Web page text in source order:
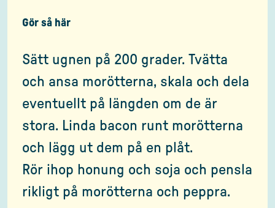
Gör så här
Sätt ugnen på 200 grader. Tvätta
och ansa morötterna, skala och dela
eventuellt på längden om de är
stora. Linda bacon runt morötterna
och lägg ut dem på en plåt.
Rör ihop honung och soja och pensla
rikligt på morötterna och peppra.